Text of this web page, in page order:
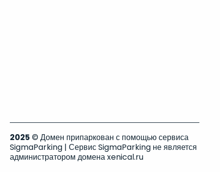
2025 © Домен припаркован с помощью сервиса
SigmaParking | Сервис SigmaParking не является
администратором домена xenical.ru